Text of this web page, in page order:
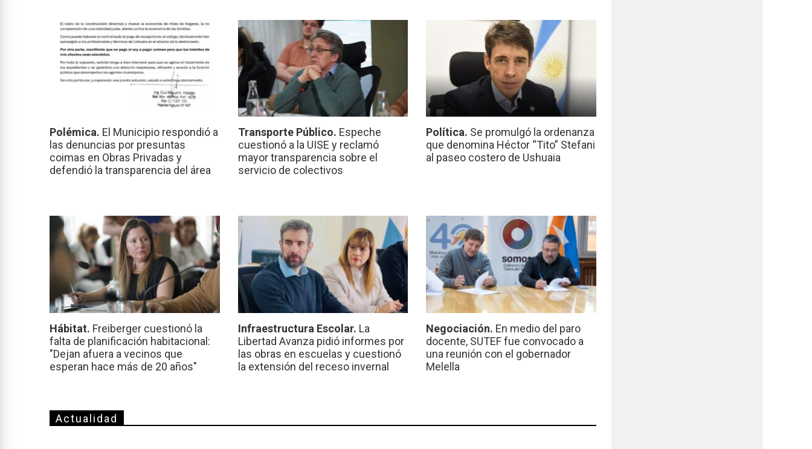
Polémica. El Municipio respondió a
las denuncias por presuntas
coimas en Obras Privadas y
defendió la transparencia del área
Transporte Público. Espeche
cuestionó a la UISE y reclamó
mayor transparencia sobre el
servicio de colectivos
Política. Se promulgó la ordenanza
que denomina Héctor “Tito” Stefani
al paseo costero de Ushuaia
Hábitat. Freiberger cuestionó la
falta de planificación habitacional:
"Dejan afuera a vecinos que
esperan hace más de 20 años"
Infraestructura Escolar. La
Libertad Avanza pidió informes por
las obras en escuelas y cuestionó
la extensión del receso invernal
Negociación. En medio del paro
docente, SUTEF fue convocado a
una reunión con el gobernador
Melella
Actualidad